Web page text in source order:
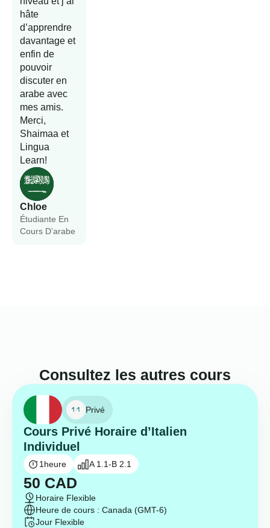
Chloe
Étudiante En
Cours D’arabe
hâte
d’apprendre
davantage et
enfin de
pouvoir
discuter en
arabe avec
mes amis.
Merci,
Shaimaa et
Lingua
Learn!
Consultez les autres cours
Privé
Cours Privé Horaire d’Italien
Individuel
1heure A 1.1-B 2.1
50 CAD
Horaire Flexible
Heure de cours : Canada (GMT-6)
Jour Flexible